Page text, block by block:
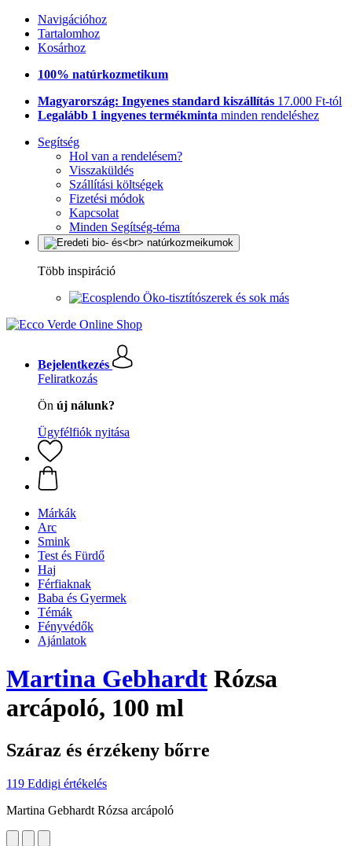
Navigációhoz
Tartalomhoz
Kosárhoz
100% natúrkozmetikum
Magyarország: Ingyenes standard kiszállítás 17.000 Ft-tól
Legalább 1 ingyenes termékminta minden rendeléshez
Segítség
Hol van a rendelésem?
Visszaküldés
Szállítási költségek
Fizetési módok
Kapcsolat
Minden Segítség-téma
Több inspiráció
Öko-tisztítószerek és sok más
Bejelentkezés
Feliratkozás
Ön új nálunk?
Ügyfélfiók nyitása
Márkák
Arc
Smink
Test és Fürdő
Haj
Férfiaknak
Baba és Gyermek
Témák
Fényvédők
Ajánlatok
Martina Gebhardt Rózsa
arcápoló, 100 ml
Száraz és érzékeny bőrre
119 Eddigi értékelés
Martina Gebhardt Rózsa arcápoló